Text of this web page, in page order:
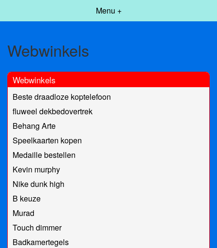
Menu +
Webwinkels
Webwinkels
Beste draadloze koptelefoon
fluweel dekbedovertrek
Behang Arte
Speelkaarten kopen
Medaille bestellen
Kevin murphy
Nike dunk high
B keuze
Murad
Touch dimmer
Badkamertegels